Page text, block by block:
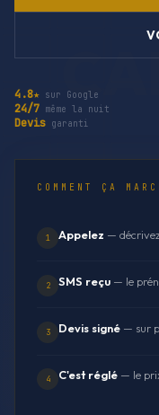
4.8★ sur Google
24/7 même la nuit
Devis garanti
COMMENT ÇA
1 Appelez —
2 SMS reçu — le
3 Devis signé — sur
4 C'est réglé — le